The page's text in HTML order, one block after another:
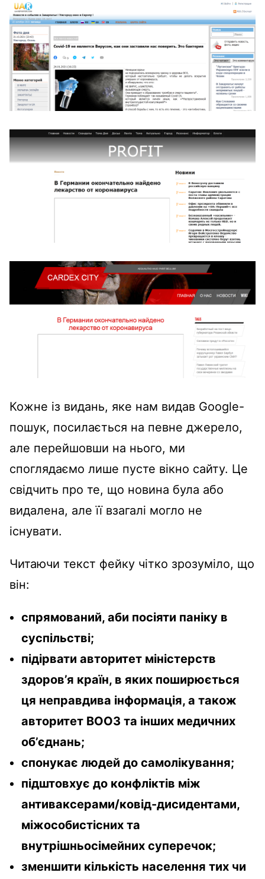
Кожне із видань, яке нам видав Google-
пошук, посилається на певне джерело,
але перейшовши на нього, ми
споглядаємо лише пусте вікно сайту. Це
свідчить про те, що новина була або
видалена, але її взагалі могло не
існувати.
Читаючи текст фейку чітко зрозуміло, що
він:
спрямований, аби посіяти паніку в
суспільстві;
підірвати авторитет міністерств
здоров’я країн, в яких поширюється
ця неправдива інформація, а також
авторитет ВООЗ та інших медичних
об’єднань;
спонукає людей до самолікування;
підштовхує до конфліктів між
антиваксерами/ковід-дисидентами,
міжособистісних та
внутрішньосімейних суперечок;
зменшити кількість населення тих чи